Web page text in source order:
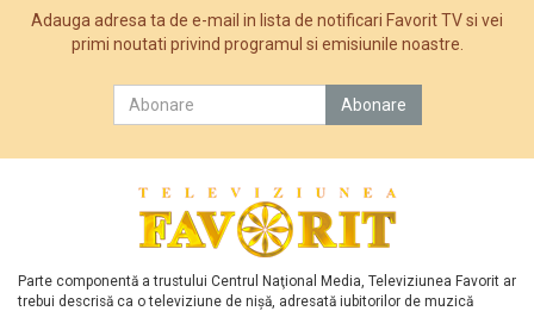
Adauga adresa ta de e-mail in lista de notificari Favorit TV si vei
primi noutati privind programul si emisiunile noastre.
Parte componentă a trustului Centrul Naţional Media, Televiziunea Favorit ar
trebui descrisă ca o televiziune de nişă, adresată iubitorilor de muzică